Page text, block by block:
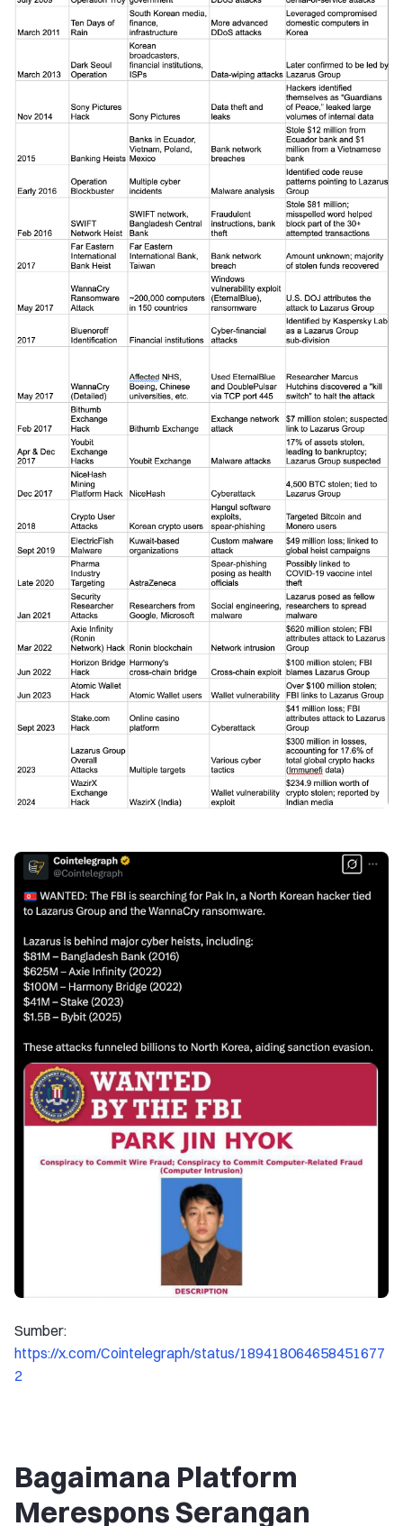
Sumber:
https://x.com/Cointelegraph/status/189418064658451677
2
Bagaimana Platform
Merespons Serangan